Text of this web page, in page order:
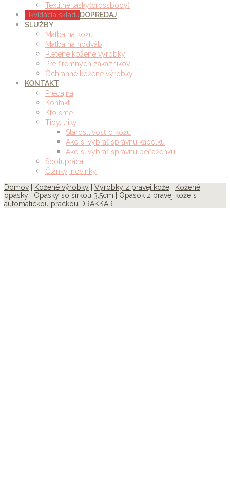
Textilné tašky(crossbody)
Likvidácia skladuDOPREDAJ
SLUŽBY
Maľba na kožu
Maľba na hodváb
Pletené kožené výrobky
Pre firemných zákazníkov
Ochranné kožené výrobky
KONTAKT
Predajňa
Kontakt
Kto sme
Tipy, triky
Starostlivosť o kožu
Ako si vybrať správnu kabelku
Ako si vybrať správnu peňaženku
Spolupráca
Články, novinky
Domov
Kožené výrobky Výrobky z pravej kože
Kožené
opasky
Opasky so šírkou 3.5cm | Opasok z pravej kože s
automatickou prackou DRAKKAR